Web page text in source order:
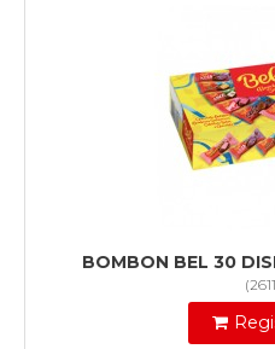
BOMBON BEL 30
(